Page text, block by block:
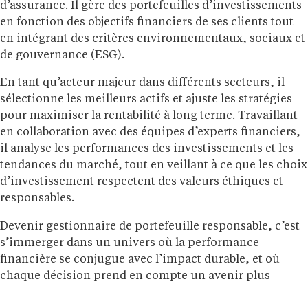
d’assurance. Il gère des portefeuilles d’investissements
en fonction des objectifs financiers de ses clients tout
en intégrant des critères environnementaux, sociaux et
de gouvernance (ESG).
En tant qu’acteur majeur dans différents secteurs, il
sélectionne les meilleurs actifs et ajuste les stratégies
pour maximiser la rentabilité à long terme. Travaillant
en collaboration avec des équipes d’experts financiers,
il analyse les performances des investissements et les
tendances du marché, tout en veillant à ce que les choix
d’investissement respectent des valeurs éthiques et
responsables.
Devenir gestionnaire de portefeuille responsable, c’est
s’immerger dans un univers où la performance
financière se conjugue avec l’impact durable, et où
chaque décision prend en compte un avenir plus